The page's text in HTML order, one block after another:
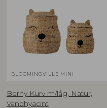
BLOOMINGVILLE MINI
Berny Kurv m/låg, Natur,
Vandhyacint